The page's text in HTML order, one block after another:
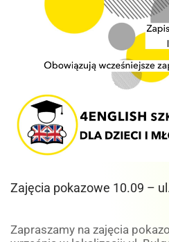
Zajęcia pokazowe 10.09 –
Zapraszamy na zajęcia